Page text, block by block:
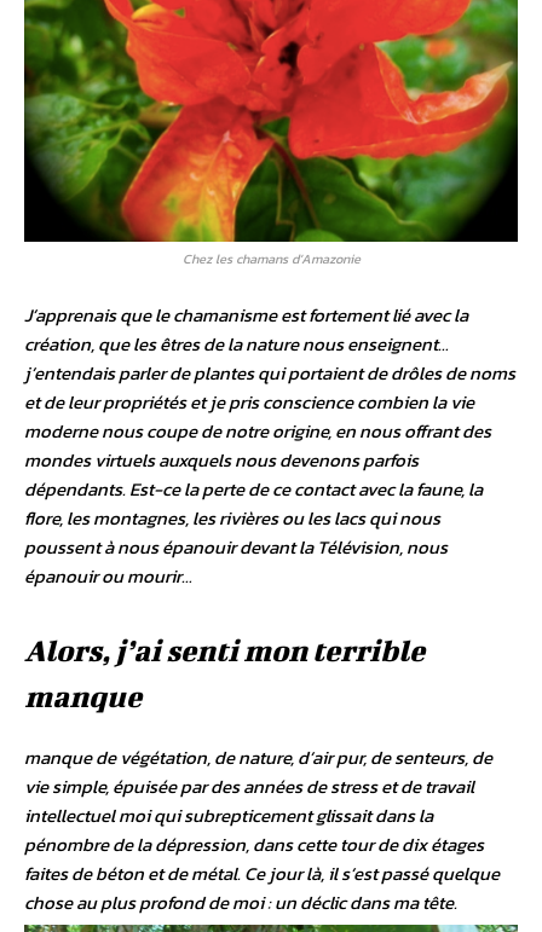
Chez les chamans d’Amazonie
J’apprenais que le chamanisme est fortement lié avec la
création, que les êtres de la nature nous enseignent…
j’entendais parler de plantes qui portaient de drôles de noms
et de leur propriétés et je pris conscience combien la vie
moderne nous coupe de notre origine, en nous offrant des
mondes virtuels auxquels nous devenons parfois
dépendants. Est-ce la perte de ce contact avec la faune, la
flore, les montagnes, les rivières ou les lacs qui nous
poussent à nous épanouir devant la Télévision, nous
épanouir ou mourir…
Alors, j’ai senti mon terrible
manque
manque de végétation, de nature, d’air pur, de senteurs, de
vie simple, épuisée par des années de stress et de travail
intellectuel moi qui subrepticement glissait dans la
pénombre de la dépression, dans cette tour de dix étages
faites de béton et de métal. Ce jour là, il s’est passé quelque
chose au plus profond de moi : un déclic dans ma tête.